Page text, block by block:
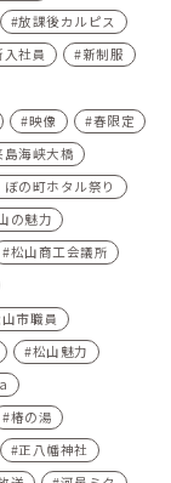
放課後カルピス
入社員
新制服
映像
春限定
島海峡大橋
の町ホタル祭り
の魅力
松山商工会議所
市職員
松山魅力
椿の湯
正八幡神社